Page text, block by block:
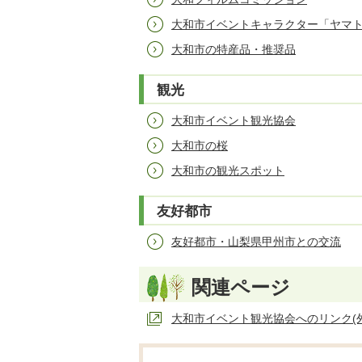
大和市イベントキャラクター「ヤマト
大和市の特産品・推奨品
観光
大和市イベント観光協会
大和市の桜
大和市の観光スポット
友好都市
友好都市・山梨県甲州市との交流
関連ページ
大和市イベント観光協会へのリンク(